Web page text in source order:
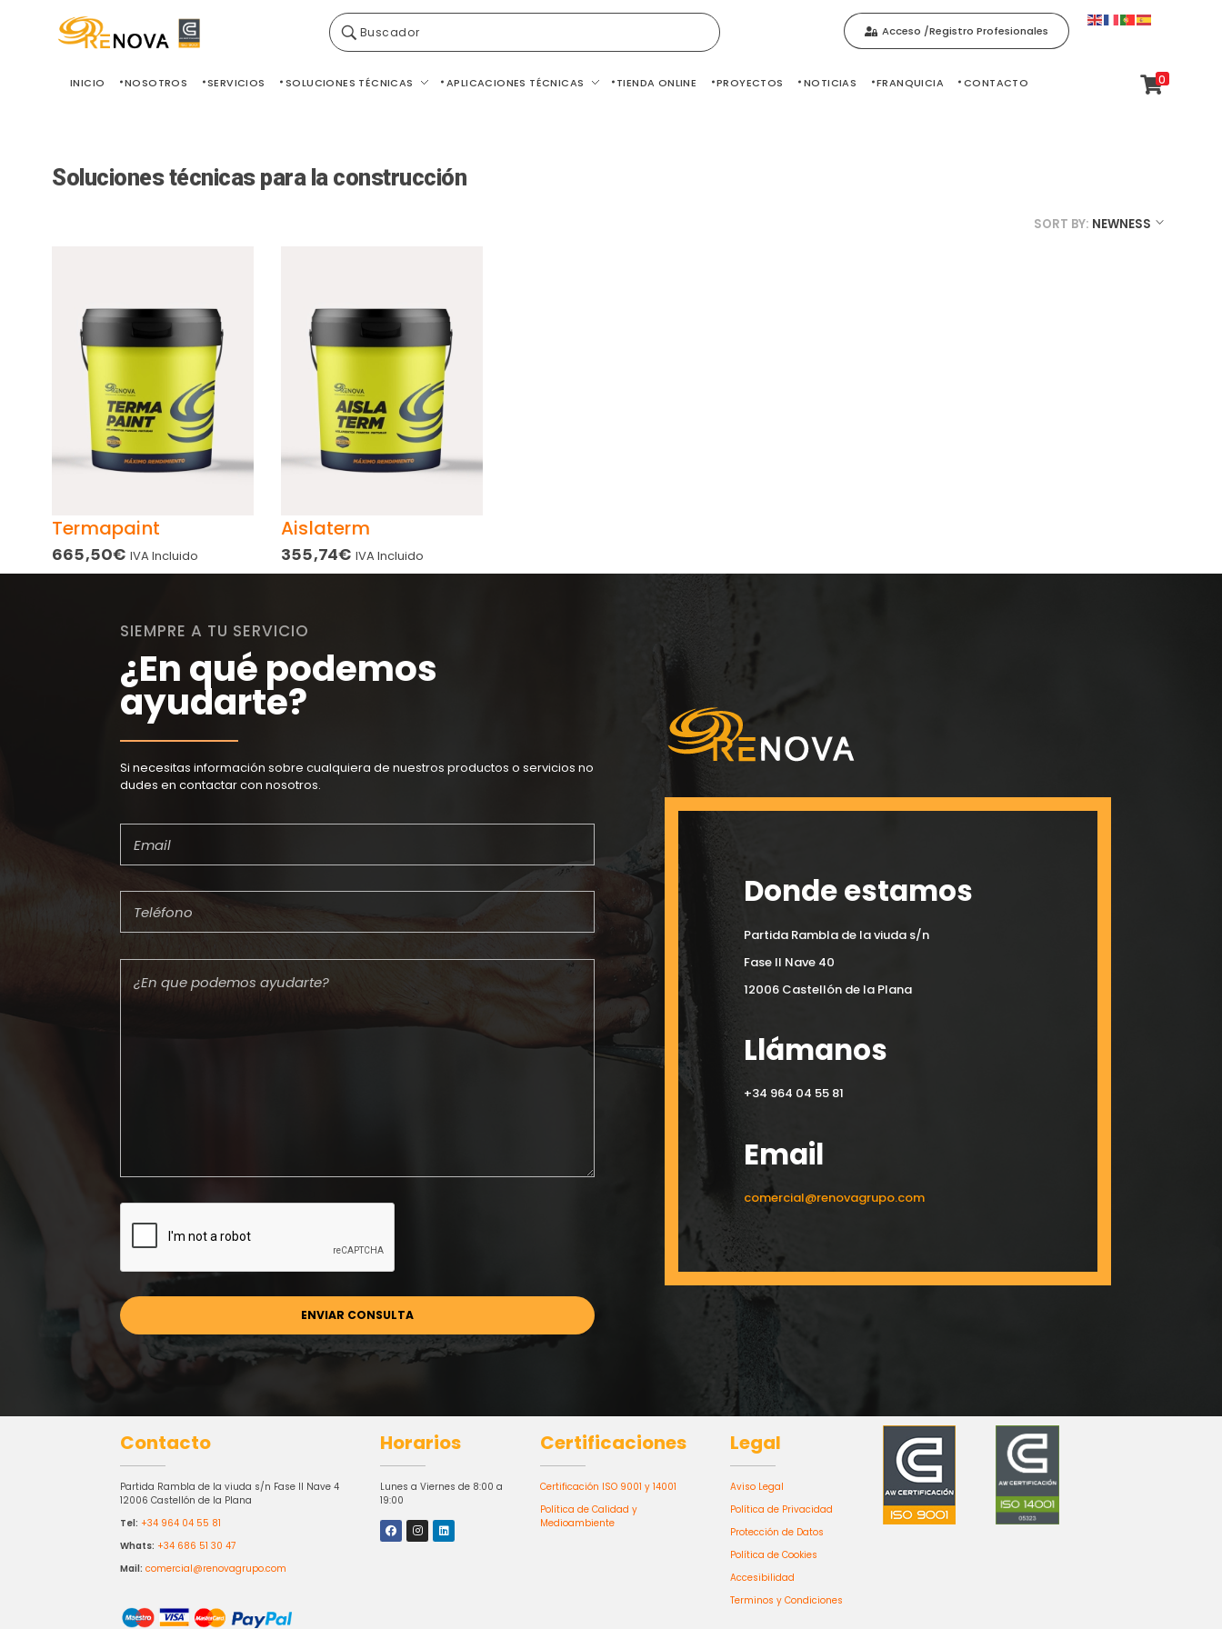
Buscador Acceso /Registro Profesionales
INICIO NOSOTROS SERVICIOS SOLUCIONES TÉCNICAS APLICACIONES TÉCNICAS TIENDA ONLINE PROYECTOS NOTICIAS FRANQUICIA CONTACTO 0
Soluciones técnicas para la construcción
SORT BY: NEWNESS
Termapaint
665,50€ IVA Incluido
Aislaterm
355,74€ IVA Incluido
SIEMPRE A TU SERVICIO
¿En qué podemos
ayudarte?
Si necesitas información sobre cualquiera de nuestros productos o servicios no
dudes en contactar con nosotros.
Donde estamos
Partida Rambla de la viuda s/n
Fase II Nave 40
12006 Castellón de la Plana
Llámanos
+34 964 04 55 81
Email
comercial@renovagrupo.com
Contacto
Partida Rambla de la viuda s/n Fase II Nave 4
12006 Castellón de la Plana
Tel: +34 964 04 55 81
Whats: +34 686 51 30 47
Mail: comercial@renovagrupo.com
Horarios
Lunes a Viernes de 8:00 a
19:00
Certificaciones
Certificación ISO 9001 y 14001
Política de Calidad y
Medioambiente
Legal
Aviso Legal
Política de Privacidad
Protección de Datos
Política de Cookies
Accesibilidad
Terminos y Condiciones